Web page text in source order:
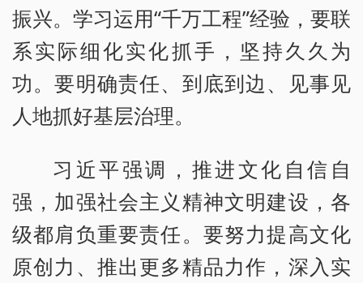
振兴。学习运用“千万工程”经验，要联
系实际细化实化抓手，坚持久久为
功。要明确责任、到底到边、见事见
人地抓好基层治理。
习近平强调，推进文化自信自
强，加强社会主义精神文明建设，各
级都肩负重要责任。要努力提高文化
原创力、推出更多精品力作，深入实